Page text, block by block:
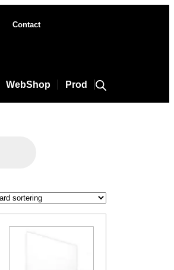
Contact
WebShop Prod